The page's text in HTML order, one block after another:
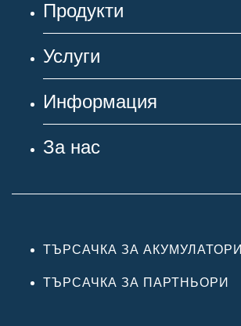
Продукти
Услуги
Информация
За нас
ТЪРСАЧКА ЗА АКУМУЛАТОРИ
ТЪРСАЧКА ЗА ПАРТНЬОРИ